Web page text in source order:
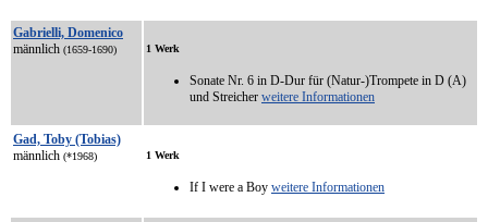
Gabrielli, Domenico
männlich (1659-1690) 1 Werk
Sonate Nr. 6 in D-Dur für (Natur-)Trompete in D (A)
und Streicher weitere Informationen
Gad, Toby (Tobias)
männlich (*1968) 1 Werk
If I were a Boy weitere Informationen